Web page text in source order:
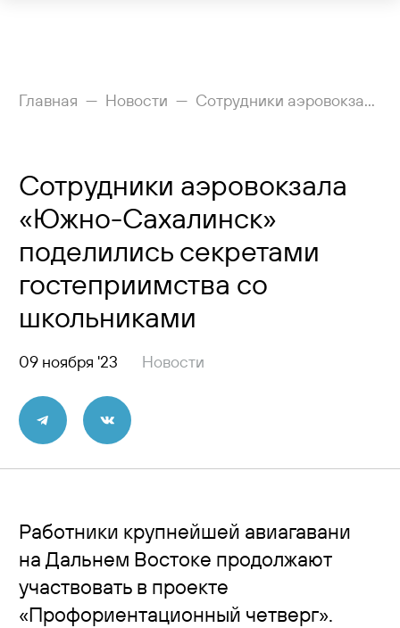
Рейсы
Прилетающим
Услуги
Как добраться
Аэропорт
Пресс-центр
Контакты
Главная Новости Сотрудники аэровокзала «Южно-Сахалинск» поделились секретами гостеприимства со школьниками
Сотрудники аэровокзала
«Южно-Сахалинск»
поделились секретами
гостеприимства со
школьниками
09 ноября '23 Новости
Работники крупнейшей авиагавани
на Дальнем Востоке продолжают
участвовать в проекте
«Профориентационный четверг».